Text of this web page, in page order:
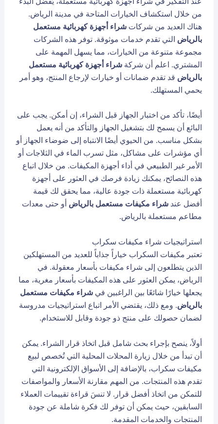
من خلال استكشاف الخيارات المتاحة في مدينة الرياض.
هناك العديد من شركات شراء أجهزة كهربائية مستعمل
بالرياض التي تقدم خدمات موثوقة. توفر هذه الشركات
مجموعة متنوعة من الخيارات، مما يسهل المهمة على
المشتري. اعلم أن شركة شراء أجهزة كهربائية مستعمل
بالرياض قد تقدم ضمانات أو خيارات لإرجاع المنتج، وهو أمر
يحمي المستهلك.
أيضًا، تأكد من اختبار الجهاز قبل الشراء، إن أمكن. يجب على
البائع أن يسمح لك بتشغيل الجهاز والتأكد من أنه يعمل
بشكل مناسب. من الحيوي أيضًا الانتباه إلى ضوضاء الجهاز أو
أي مؤشرات على مشاكل، مثل تسرب الماء في الثلاجات أو
الأمر غير الطبيعي في أداء أجهزة المكيفات. من خلال اتباع
هذه النصائح، يمكنك زيادة فرصك في العثور على أجهزة
كهربائية مستعملة ذات جودة عالية، مما يحقق لك قيمة
أفضل عند شراء مكيفات مستعمل بالرياض أو حتى معدات
مطاعم مستعملة بالرياض.
استراتيجيات شراء مكيفات سكراب
تعتبر مكيفات السكراب خياراً جذاباً للعديد من المستهلكين
الذين يتطلعون إلى شراء مكيفات بأسعار معقولة. في
الرياض، يمكن العثور على هذه المكيفات بأسعار مغرية، مما
يجعلها خيارًا شائعًا بين الراغبين في شراء مكيفات مستعمل
بالرياض. ومع ذلك، يقتضي الأمر اتباع استراتيجيات مدروسة
لضمان حصولك على منتج ذو جودة وقابل للاستخدام.
أولاً، ينصح بإجراء بحث شامل قبل اتخاذ قرار الشراء. يمكن
أن تبدأ من خلال زيارة المحلات المحلية التي تُخصص لبيع
مكيفات سكراب، بالإضافة إلى الأسواق الإلكترونية التي
تقدم هذه المنتجات. من المهم مقارنة الأسعار والمواصفات
للتمكن من اتخاذ أفضل قرار. لا تنسَ قراءة تقييمات العملاء
السابقين، حيث يمكن أن توفر لك فكرة شاملة عن جودة
المنتجات والخدمات المقدمة.